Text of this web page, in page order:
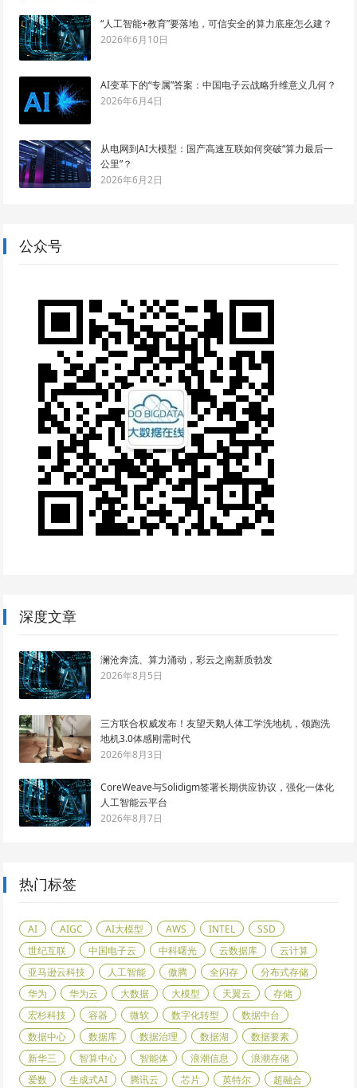
“人工智能+教育”要落地，可信安全的算力底座怎么建？
2026年6月10日
AI变革下的“专属”答案：中国电子云战略升维意义几何？
2026年6月4日
从电网到AI大模型：国产高速互联如何突破“算力最后一
公里”？
2026年6月2日
公众号
深度文章
澜沧奔流、算力涌动，彩云之南新质勃发
2026年8月5日
三方联合权威发布！友望天鹅人体工学洗地机，领跑洗
地机3.0体感刚需时代
2026年8月3日
CoreWeave与Solidigm签署长期供应协议，强化一体化
人工智能云平台
2026年8月7日
热门标签
AI AIGC AI大模型 AWS INTEL
SSD
世纪互联
中国电子云 中科曙光 云数据库
云计算
亚马逊云科技
人工智能 傲腾 全闪存
分布式存储
华为
华为云 大数据 大模型 天翼云
存储
宏杉科技
容器 微软 数字化转型
数据中台
数据中心
数据库 数据治理 数据湖
数据要素
新华三
智算中心 智能体 浪潮信息
浪潮存储
爱数
生成式AI 腾讯云 芯片 英特尔 超融合